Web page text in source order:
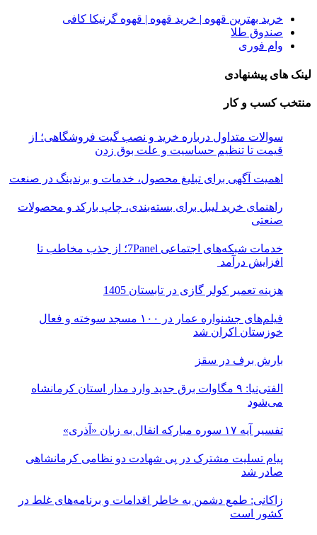
خرید بهترین قهوه | خرید قهوه | قهوه گرنیکا کافی
صندوق طلا
وام فوری
لینک های پیشنهادی
منتخب کسب و کار
سوالات متداول درباره خرید و نصب گیت فروشگاهی؛ از
قیمت تا تنظیم حساسیت و علت بوق زدن
اهمیت آگهی برای تبلیغ محصول، خدمات و برندینگ در صنعت
راهنمای خرید لیبل برای بسته‌بندی، چاپ بارکد و محصولات
صنعتی
خدمات شبکه‌های اجتماعی 7Panel؛ از جذب مخاطب تا
افزایش درآمد
هزینه تعمیر کولر گازی در تابستان 1405
فیلم‌های جشنواره عمار در ۱۰۰ مسجد سوخته و فعال
خوزستان اکران شد
بارش برف در سقز
الفتی‌نیا: ۹ مگاوات برق جدید وارد مدار استان کرمانشاه
می‌شود
تفسیر آیه ۱۷ سوره مبارکه انفال به زبان «آذری»
پیام تسلیت مشترک در پی شهادت دو نظامی کرمانشاهی
صادر شد
زاکانی: طمع دشمن به خاطر اقدامات و برنامه‌های غلط در
کشور است